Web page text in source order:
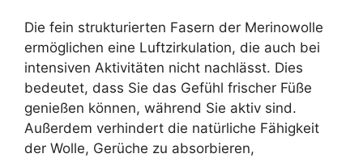
Die fein strukturierten Fasern der Merinowolle
ermöglichen eine Luftzirkulation, die auch bei
intensiven Aktivitäten nicht nachlässt. Dies
bedeutet, dass Sie das Gefühl frischer Füße
genießen können, während Sie aktiv sind.
Außerdem verhindert die natürliche Fähigkeit
der Wolle, Gerüche zu absorbieren,